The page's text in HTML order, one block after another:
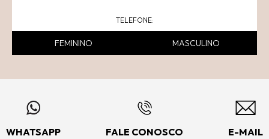
FEMININO MASCULINO
WHATSAPP FALE CONOSCO E-MAIL